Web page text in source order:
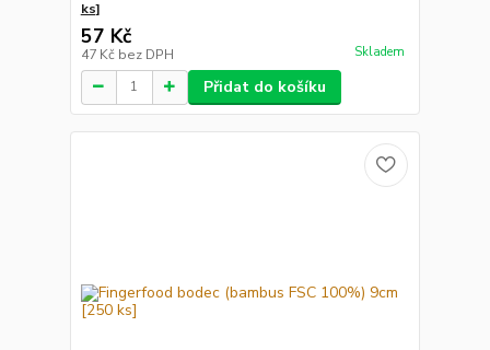
ks]
57 Kč
47 Kč bez DPH Skladem
Přidat do košíku